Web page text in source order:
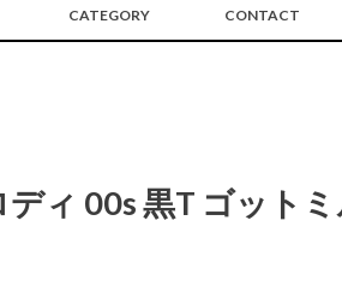
CATEGORY CONTACT
ィ 00s 黒T ゴットミ